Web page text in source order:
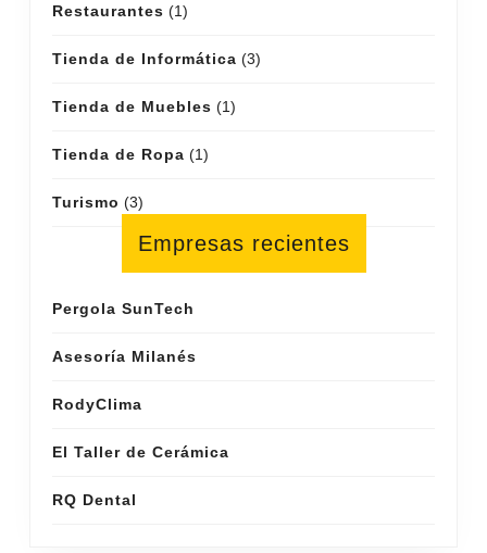
Restaurantes (1)
Tienda de Informática (3)
Tienda de Muebles (1)
Tienda de Ropa (1)
Turismo (3)
Empresas recientes
Pergola SunTech
Asesoría Milanés
RodyClima
El Taller de Cerámica
RQ Dental